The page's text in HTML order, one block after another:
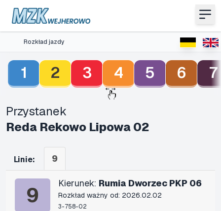
Rozkład jazdy
1 2 3 4 5 6 7
Przystanek
Reda Rekowo Lipowa 02
Linie: 9
9 Kierunek: Rumia Dworzec PKP 06
Rozkład ważny od: 2026.02.02
3-758-02